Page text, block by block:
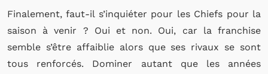
Finalement, faut-il s’inquiéter pour les Chiefs pour la
saison à venir ? Oui et non. Oui, car la franchise
semble s’être affaiblie alors que ses rivaux se sont
tous renforcés. Dominer autant que les années